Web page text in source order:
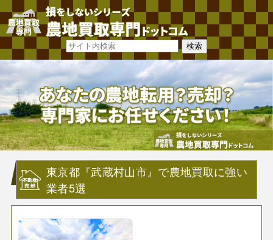
東京都『武蔵村山市』で農地買取に強い
業者5選